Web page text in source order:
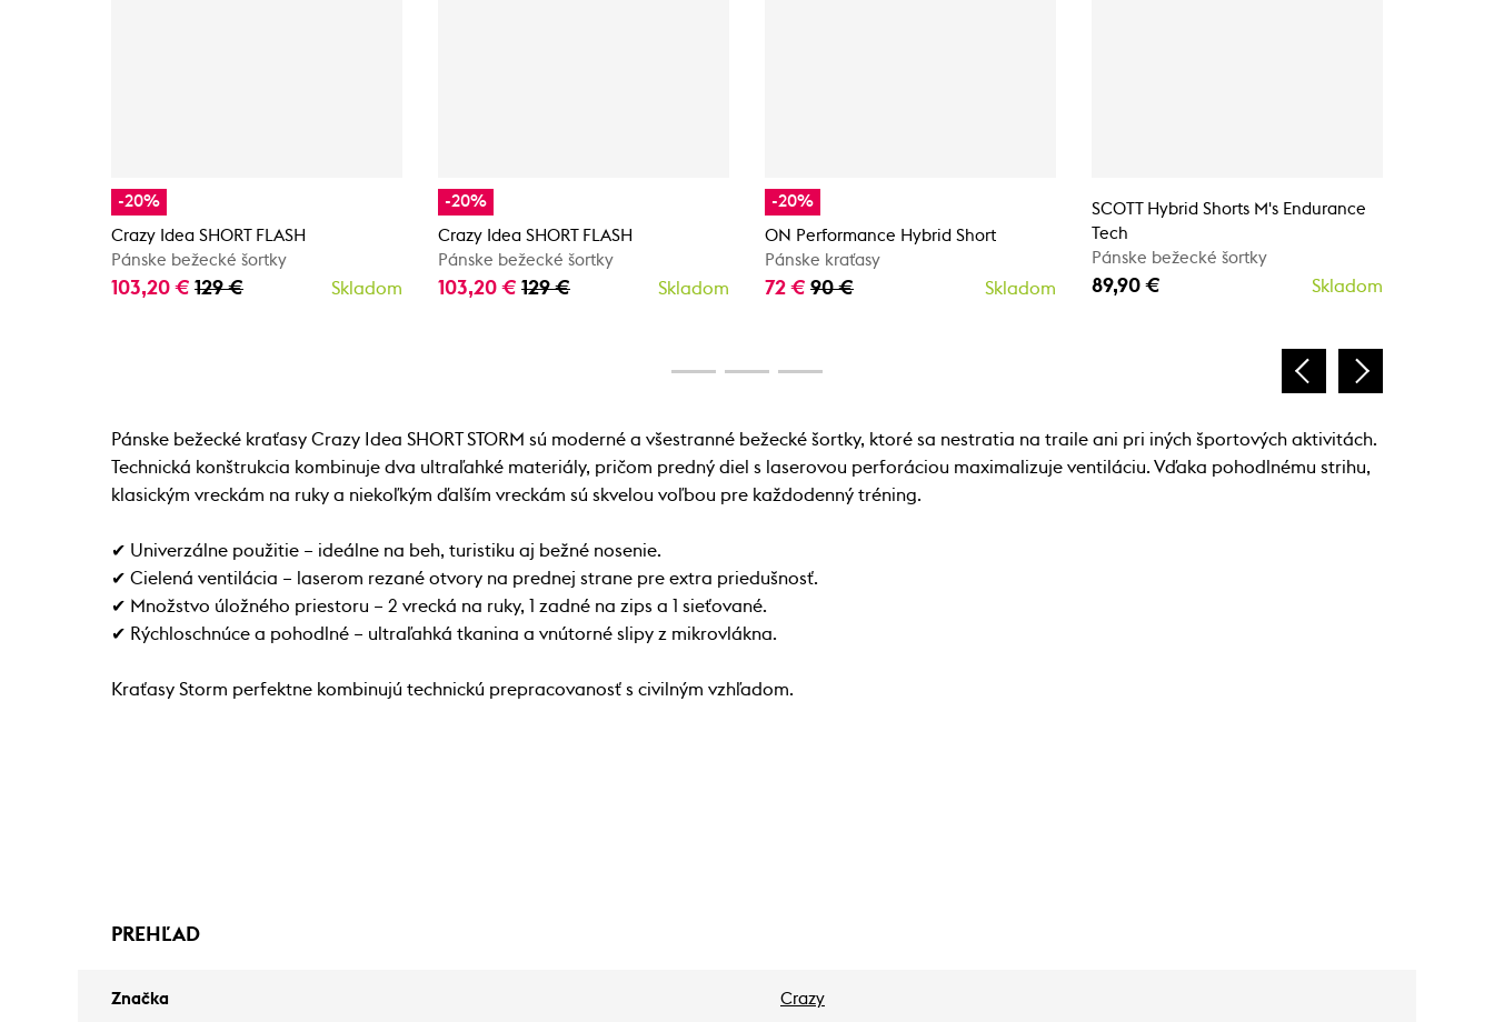
-20%
Crazy Idea SHORT FLASH
Pánske bežecké šortky
103,20 € 129 € Skladom
-20%
Crazy Idea SHORT FLASH
Pánske bežecké šortky
103,20 € 129 € Skladom
-20%
ON Performance Hybrid Short
Pánske kraťasy
72 € 90 € Skladom
SCOTT Hybrid Shorts M's Endurance
Tech
Pánske bežecké šortky
89,90 € Skladom
Pánske bežecké kraťasy Crazy Idea SHORT STORM sú moderné a všestranné bežecké šortky, ktoré sa nestratia na traile ani pri iných športových aktivitách.
Technická konštrukcia kombinuje dva ultraľahké materiály, pričom predný diel s laserovou perforáciou maximalizuje ventiláciu. Vďaka pohodlnému strihu,
klasickým vreckám na ruky a niekoľkým ďalším vreckám sú skvelou voľbou pre každodenný tréning.
✔ Univerzálne použitie – ideálne na beh, turistiku aj bežné nosenie.
✔ Cielená ventilácia – laserom rezané otvory na prednej strane pre extra priedušnosť.
✔ Množstvo úložného priestoru – 2 vrecká na ruky, 1 zadné na zips a 1 sieťované.
✔ Rýchloschnúce a pohodlné – ultraľahká tkanina a vnútorné slipy z mikrovlákna.
Kraťasy Storm perfektne kombinujú technickú prepracovanosť s civilným vzhľadom.
PREHĽAD
Značka Crazy